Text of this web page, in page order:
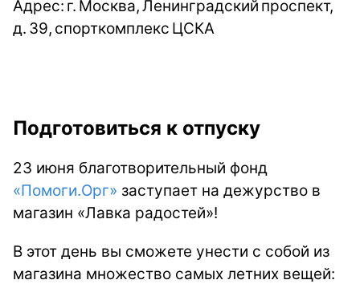
Адрес: г. Москва, Ленинградский проспект,
д. 39, спорткомплекс ЦСКА
Подготовиться к отпуску
23 июня благотворительный фонд
«Помоги.Орг» заступает на дежурство в
магазин «Лавка радостей»!
В этот день вы сможете унести с собой из
магазина множество самых летних вещей: